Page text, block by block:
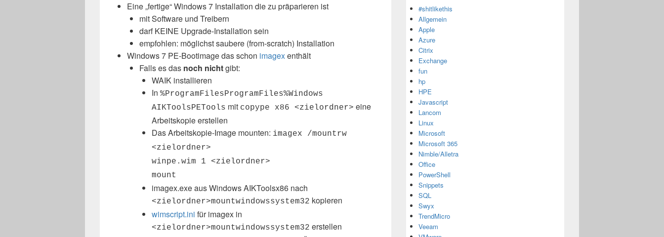
Eine „fertige“ Windows 7 Installation die zu präparieren ist
mit Software und Treibern
darf KEINE Upgrade-Installation sein
empfohlen: möglichst saubere (from-scratch) Installation
Windows 7 PE-Bootimage das schon imagexenthält
Falls es das noch nichtgibt:
WAIK installieren
In %ProgramFilesProgramFiles%Windows
AIKToolsPETools mit copype x86 <zielordner> eine
Arbeitskopie erstellen
Das Arbeitskopie-Image mounten: imagex /mountrw
<zielordner>
winpe.wim 1 <zielordner>
mount
imagex.exe aus Windows AIKToolsx86 nach
<zielordner>mountwindowssystem32 kopieren
wimscript.ini für imagex in
<zielordner>mountwindowssystem32 erstellen
#shitlikethis
Allgemein
Apple
Azure
Citrix
Exchange
fun
hp
HPE
Javascript
Lancom
Linux
Microsoft
Microsoft 365
Nimble/Alletra
Office
PowerShell
Snippets
SQL
Swyx
TrendMicro
Veeam